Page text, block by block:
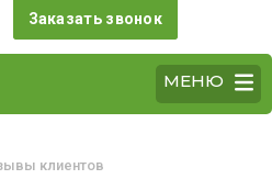
Заказать звонок
МЕНЮ
клиентов